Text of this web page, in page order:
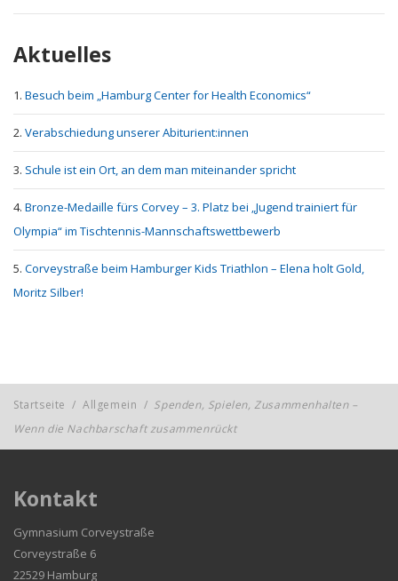
Aktuelles
Besuch beim „Hamburg Center for Health Economics“
Verabschiedung unserer Abiturient:innen
Schule ist ein Ort, an dem man miteinander spricht
Bronze-Medaille fürs Corvey – 3. Platz bei „Jugend trainiert für
Olympia“ im Tischtennis-Mannschaftswettbewerb
Corveystraße beim Hamburger Kids Triathlon – Elena holt Gold,
Moritz Silber!
Startseite / Allgemein / Spenden, Spielen, Zusammenhalten –
Wenn die Nachbarschaft zusammenrückt
Kontakt
Gymnasium Corveystraße
Corveystraße 6
22529 Hamburg